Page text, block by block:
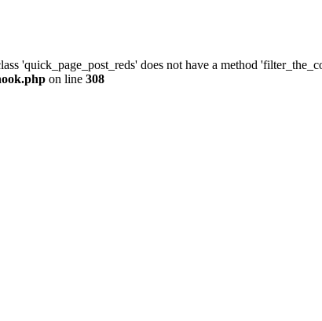
'quick_page_post_reds' does not have a method
on line 308